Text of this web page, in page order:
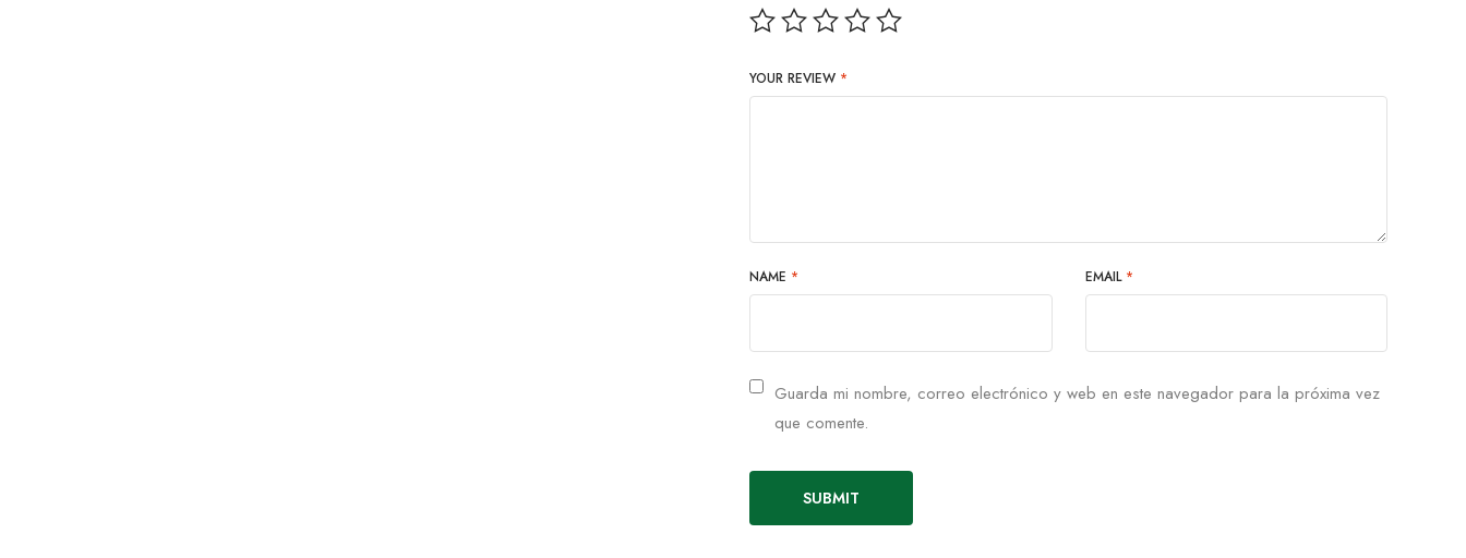
YOUR REVIEW *
NAME * EMAIL *
Guarda mi nombre, correo electrónico y web en este navegador para la próxima vez
que comente.